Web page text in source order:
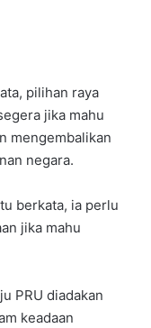
pilihan raya
jika mahu
mengembalikan
negara.
berkata, ia perlu
jika mahu
PRU diadakan
keadaan